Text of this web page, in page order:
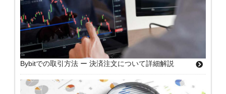
Bybitでの取引方法 ー 決済注文について詳細解説